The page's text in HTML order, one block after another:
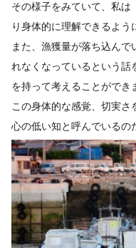
その様子をみていて、私は
り身体的に理解できるよう
また、漁獲量が落ち込ん
れなくなっているという話
を持って考えることができ
この身体的な感覚、切実さ
心の低い知と呼んでいるの